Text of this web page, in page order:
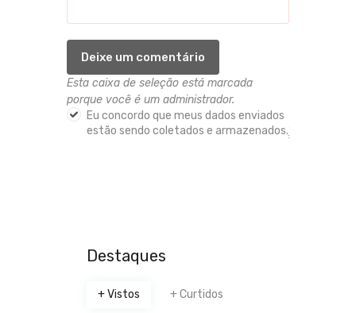
Esta caixa de seleção está marcada
porque você é um administrador.
Eu concordo que meus dados enviados
estão sendo coletados e armazenados.
Destaques
+ Vistos + Curtidos